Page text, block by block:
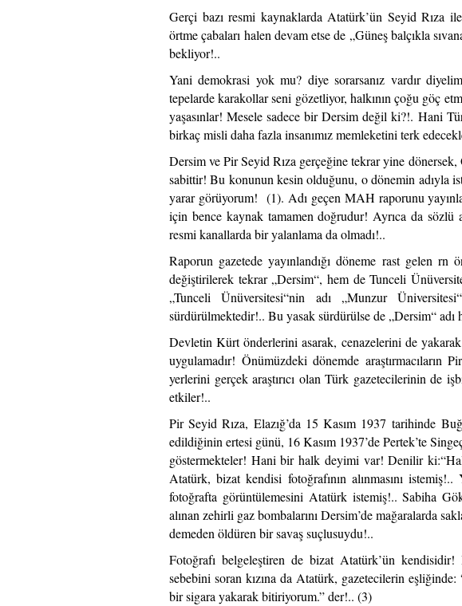
Gerçi bazı resmi kaynaklarda Atatürk’ün Seyid Rıza
örtme çabaları halen devam etse de „Güneş balçıkla
bekliyor!..
Yani demokrasi yok mu? diye sorarsanız vardır
tepelarde karakollar seni gözetliyor, halkının çoğu göç
yaşasınlar! Mesele sadece bir Dersim değil ki?!. Hani
birkaç misli daha fazla insanımız memleketini terk
Dersim ve Pir Seyid Rıza gerçeğine tekrar yine
sabittir! Bu konunun kesin olduğunu, o dönemin adıyla
yarar görüyorum! (1). Adı geçen MAH raporunu
için bence kaynak tamamen doğrudur! Ayrıca da sözlü
resmi kanallarda bir yalanlama da olmadı!..
Raporun gazetede yayınlandığı döneme rast gelen
değiştirilerek tekrar „Dersim“, hem de Tunceli
„Tunceli Ünüversitesi“nin adı „Munzur
sürdürülmektedir!.. Bu yasak sürdürülse de „Dersim“ adı
Devletin Kürt önderlerini asarak, cenazelerini de yakarak
uygulamadır! Önümüzdeki dönemde araştırmacıların
yerlerini gerçek araştırıcı olan Türk gazetecilerinin de
etkiler!..
Pir Seyid Rıza, Elazığ’da 15 Kasım 1937 tarihinde
edildiğinin ertesi günü, 16 Kasım 1937’de Pertek’te
göstermekteler! Hani bir halk deyimi var! Denilir
Atatürk, bizat kendisi fotoğrafının alınmasını
fotoğrafta görüntülemesini Atatürk istemiş!.. Sabiha
alınan zehirli gaz bombalarını Dersim’de mağaralarda
demeden öldüren bir savaş suçlusuydu!..
Fotoğrafı belgeleştiren de bizat Atatürk’ün
sebebini soran kızına da Atatürk, gazetecilerin
bir sigara yakarak bitiriyorum.” der!.. (3)